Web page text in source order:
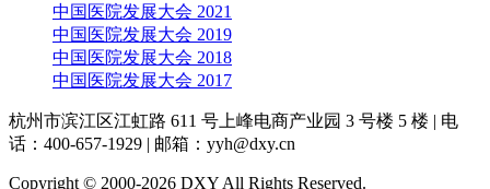
中国医院发展大会 2021
中国医院发展大会 2019
中国医院发展大会 2018
中国医院发展大会 2017
杭州市滨江区江虹路 611 号上峰电商产业园 3 号楼 5 楼 | 电
话：400-657-1929 | 邮箱：yyh@dxy.cn
Copyright © 2000-2026 DXY All Rights Reserved.